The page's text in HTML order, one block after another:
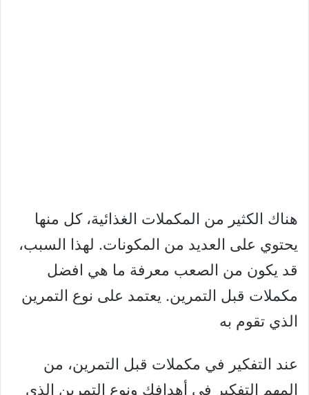
هناك الكثير من المكملات الغذائية، كل منها
يحتوي على العديد من المكونات. لهذا السبب،
قد يكون من الصعب معرفة ما هي افضل
مكملات قبل التمرين. يعتمد على نوع التمرين
الذي تقوم به
عند التفكير في مكملات قبل التمرين، من
المهم التفكير في أهدافك ونوع التمرين الذي